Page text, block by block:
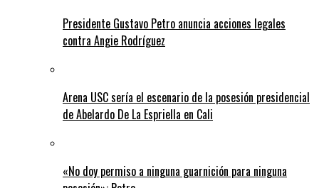
Presidente Gustavo Petro anuncia acciones legales
contra Angie Rodríguez
Arena USC sería el escenario de la posesión presidencial
de Abelardo De La Espriella en Cali
«No doy permiso a ninguna guarnición para ninguna